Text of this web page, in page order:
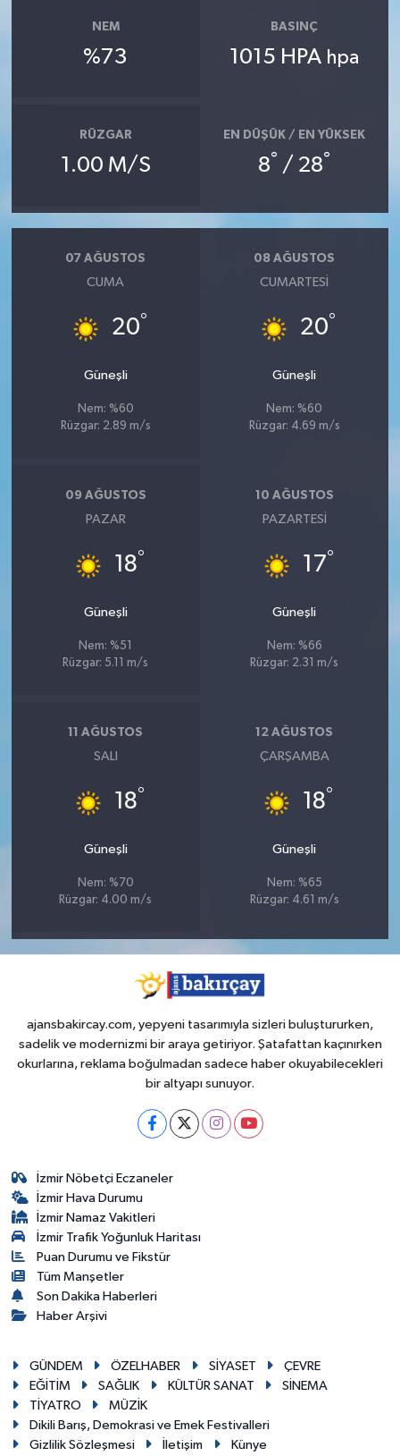
NEM
%73
BASINÇ
1015 HPA hpa
RÜZGAR
1.00 M/S
EN DÜŞÜK / EN YÜKSEK
8° / 28°
07 AĞUSTOS
CUMA
20°
Güneşli
Nem: %60
Rüzgar: 2.89 m/s
08 AĞUSTOS
CUMARTESI
20°
Güneşli
Nem: %60
Rüzgar: 4.69 m/s
09 AĞUSTOS
PAZAR
18°
Güneşli
Nem: %51
Rüzgar: 5.11 m/s
10 AĞUSTOS
PAZARTESI
17°
Güneşli
Nem: %66
Rüzgar: 2.31 m/s
11 AĞUSTOS
SALI
18°
Güneşli
Nem: %70
Rüzgar: 4.00 m/s
12 AĞUSTOS
ÇARŞAMBA
18°
Güneşli
Nem: %65
Rüzgar: 4.61 m/s
ajansbakircay.com, yepyeni tasarımıyla sizleri buluştururken,
sadelik ve modernizmi bir araya getiriyor. Şatafattan kaçınırken
okurlarına, reklama boğulmadan sadece haber okuyabilecekleri
bir altyapı sunuyor.
İzmir Nöbetçi Eczaneler
İzmir Hava Durumu
İzmir Namaz Vakitleri
İzmir Trafik Yoğunluk Haritası
Puan Durumu ve Fikstür
Tüm Manşetler
Son Dakika Haberleri
Haber Arşivi
GÜNDEM ÖZELHABER SİYASET
ÇEVRE
EĞİTİM
SAĞLIK KÜLTÜR SANAT
SİNEMA
TİYATRO
MÜZİK
Dikili Barış, Demokrasi ve Emek Festivalleri
Gizlilik Sözleşmesi
İletişim Künye